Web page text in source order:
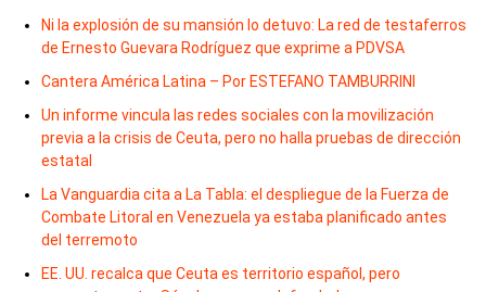
Ni la explosión de su mansión lo detuvo: La red de testaferros
de Ernesto Guevara Rodríguez que exprime a PDVSA
Cantera América Latina – Por ESTEFANO TAMBURRINI
Un informe vincula las redes sociales con la movilización
previa a la crisis de Ceuta, pero no halla pruebas de dirección
estatal
La Vanguardia cita a La Tabla: el despliegue de la Fuerza de
Combate Litoral en Venezuela ya estaba planificado antes
del terremoto
EE. UU. recalca que Ceuta es territorio español, pero